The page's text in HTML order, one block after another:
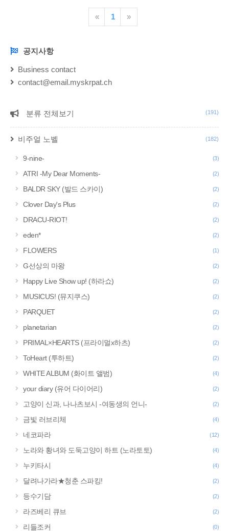
https://arca.live/b/yuzusoft/31124692 PARQUET 오프닝 나올때
겜 멈추는거 해결법 - 유즈소프트 채널
https://arca.live/b/yuzusoft/31124274이 글처럼 오프닝 나올때
« 1 »
NOTICE공지사항
Business contact
contact@email.myskrpat.ch
CATEGORY
분류 전체보기 (191)
비주얼 노벨 (182)
9-nine- (3)
ATRI -My Dear Moments- (2)
BALDR SKY (발드 스카이) (2)
Clover Day's Plus (2)
DRACU-RIOT! (2)
eden* (2)
FLOWERS (1)
G선상의 마왕 (2)
Happy Live Show up! (하라쇼) (2)
MUSICUS! (뮤지쿠스) (2)
PARQUET (2)
planetarian (2)
PRIMAL×HEARTS (프라이멀x하츠) (2)
ToHeart (투하트) (2)
WHITE ALBUM (화이트 앨범) (4)
your diary (유어 다이어리) (2)
고양이 신과, 나나츠보시 -여동생의 언니- (2)
금빛 러브리체 (4)
네코파라 (12)
노라와 황녀와 도둑고양이 하트 (노라토토) (4)
누키타시 (4)
달려나가라★청춘 스파킹! (2)
등수기담 (2)
라즈베리 큐브 (2)
리들조커 (0)